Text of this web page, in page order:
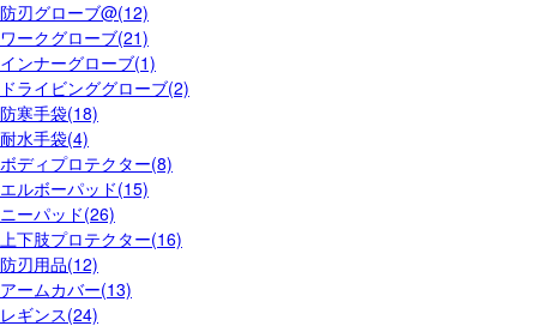
防刃グローブ@(12)
ワークグローブ(21)
インナーグローブ(1)
ドライビンググローブ(2)
防寒手袋(18)
耐水手袋(4)
ボディプロテクター(8)
エルボーパッド(15)
ニーパッド(26)
上下肢プロテクター(16)
防刃用品(12)
アームカバー(13)
レギンス(24)